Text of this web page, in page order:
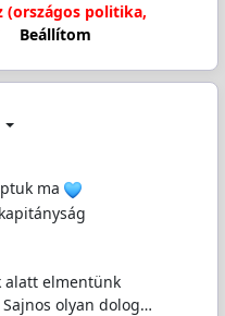
politika,
Beállítom
ma
alatt elmentünk
olyan dolog…